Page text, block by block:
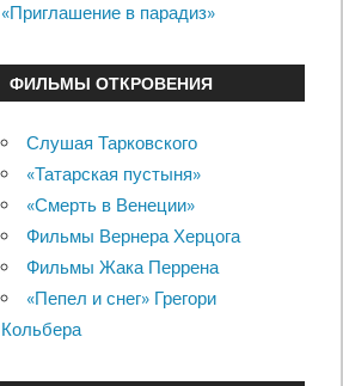
«Приглашение в парадиз»
ФИЛЬМЫ ОТКРОВЕНИЯ
Слушая Тарковского
«Татарская пустыня»
«Смерть в Венеции»
Фильмы Вернера Херцога
Фильмы Жака Перрена
«Пепел и снег» Грегори
Кольбера